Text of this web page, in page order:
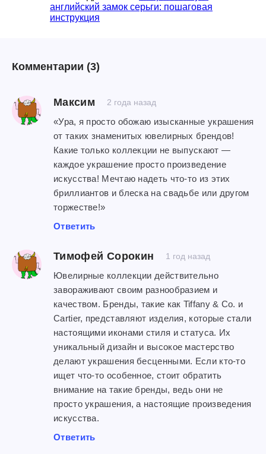
английский замок серьги: пошаговая
инструкция
Комментарии (3)
Максим 2 года назад
«Ура, я просто обожаю изысканные украшения
от таких знаменитых ювелирных брендов!
Какие только коллекции не выпускают —
каждое украшение просто произведение
искусства! Мечтаю надеть что-то из этих
бриллиантов и блеска на свадьбе или другом
торжестве!»
Ответить
Тимофей Сорокин 1 год назад
Ювелирные коллекции действительно
завораживают своим разнообразием и
качеством. Бренды, такие как Tiffany & Co. и
Cartier, представляют изделия, которые стали
настоящими иконами стиля и статуса. Их
уникальный дизайн и высокое мастерство
делают украшения бесценными. Если кто-то
ищет что-то особенное, стоит обратить
внимание на такие бренды, ведь они не
просто украшения, а настоящие произведения
искусства.
Ответить